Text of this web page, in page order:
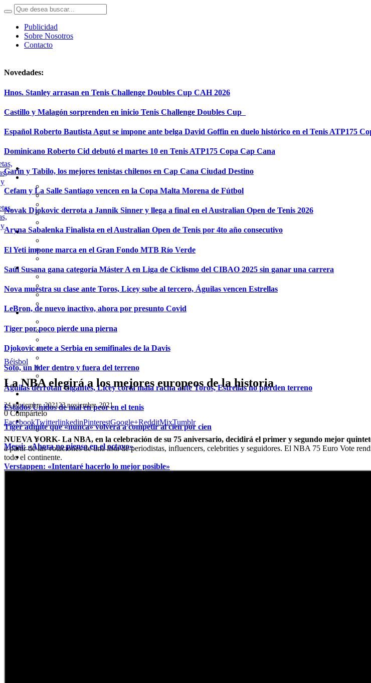
Publicidad
Sobre Nosotros
Contacto
Novedades:
Hnos. Stanley arrasan en Tenis Challenge Doubles Cup CAH 2026
Castillo y Malagón sorprenden en inicio Tenis Challenge Doubles Cup
Español Roberto Bautista Agut se impone ante belga David Goffin en duelo histórico en el Tenis ATP175
Dominicano Roberto Cid debutó el martes 10 en Tenis ATP175 Copa Cap Cana
Garín y Tabilo, los mejores tenistas chilenos en Cap Cana Ciudad Destino
Cefam y La Salle Santiago vencen en la Copa Malta Morena de Fútbol
Novak Djokovic derrota a Jannik Sinner y llega a final en el Australian Open de Tenis 2026
Aryna Sabalenka Finalista en el Australian Open de Tenis por 4to año consecutivo
El Yeti impone marca en el Gran Fondo MTB Río Verde
Saúl Susana gana categoría Máster A en Liga de Ciclismo del CIBAO 2025 sin ganar una carrera
Nova muestra su clase ante Toros, Licey sube al tercero, Águilas vencen Estrellas
LeBron, de nuevo inactivo, ahora por presunto Covid
Tiger por poco pierde una pierna
Djokovic mete a Serbia en semifinales de la Davis
Soto, un líder dentro y fuera del terreno
Águilas derrotan Gigantes, Licey corta mala racha ante Toros, Estrellas no pierden terreno
Estados Unidos de mal en peor en el tenis
Tiger admite que «nunca» volverá a competir al cien por cien
Messi: «Ahora no pienso en el octavo»
Verstappen: «Intentaré hacerlo lo mejor posible»
Béisbol
La NBA elegirá a los mejores europeos de la historia
24 noviembre, 2021 23 noviembre, 2021
0Compártelo
FacebookTwitterlinkedinPinterestGoogle+RedditMixTumblr
NUEVA YORK- La NBA, en la celebración de su 75 aniversario, decidirá el primer y segundo mejor
a partir de las votaciones de una lista de periodistas, influencers, celebrities y seguidores. El NBA 75 Euro Vote
todo el continente.